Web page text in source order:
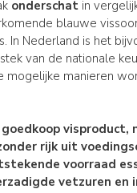
onderschatin
blauwe
In Nederland is het
van de nationale
mogelijke manieren
visproduct,
rijkuit
voorraad
vetzuren en